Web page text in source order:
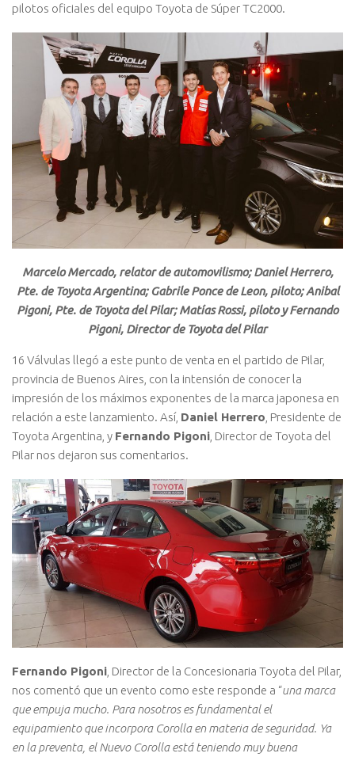
pilotos oficiales del equipo Toyota de Súper TC2000.
Marcelo Mercado, relator de automovilismo; Daniel Herrero,
Pte. de Toyota Argentina; Gabrile Ponce de Leon, piloto; Anibal
Pigoni, Pte. de Toyota del Pilar; Matías Rossi, piloto y Fernando
Pigoni, Director de Toyota del Pilar
16 Válvulas llegó a este punto de venta en el partido de Pilar,
provincia de Buenos Aires, con la intensión de conocer la
impresión de los máximos exponentes de la marca japonesa en
relación a este lanzamiento. Así, Daniel Herrero , Presidente de
Toyota Argentina, y Fernando Pigoni , Director de Toyota del
Pilar nos dejaron sus comentarios.
Fernando Pigoni , Director de la Concesionaria Toyota del Pilar,
nos comentó que un evento como este responde a “una marca
que empuja mucho. Para nosotros es fundamental el
equipamiento que incorpora Corolla en materia de seguridad. Ya
en la preventa, el Nuevo Corolla está teniendo muy buena